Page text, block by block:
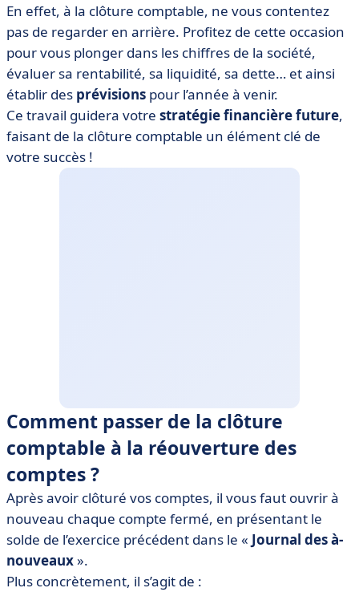
En effet, à la clôture comptable, ne vous contentez
pas de regarder en arrière. Profitez de cette occasion
pour vous plonger dans les chiffres de la société,
évaluer sa rentabilité, sa liquidité, sa dette… et ainsi
établir des prévisions pour l’année à venir.
Ce travail guidera votre stratégie financière future,
faisant de la clôture comptable un élément clé de
votre succès !
Comment passer de la clôture
comptable à la réouverture des
comptes ?
Après avoir clôturé vos comptes, il vous faut ouvrir à
nouveau chaque compte fermé, en présentant le
solde de l’exercice précédent dans le « Journal des à-
nouveaux».
Plus concrètement, il s’agit de :